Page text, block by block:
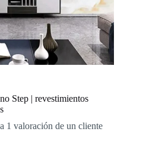
Step | revestimientos
1 valoración de un cliente